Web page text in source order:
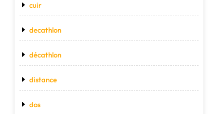
cuir
decathlon
décathlon
distance
dos